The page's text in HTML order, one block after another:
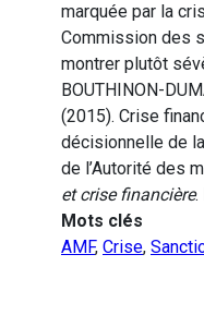
marquée par la
Commission des
montrer plutôt
BOUTHINON-
(2015). Crise
décisionnelle de
de l’Autorité des
et crise financière.
Mots clés
AMF, Crise,